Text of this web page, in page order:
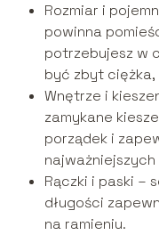
Rozmiar i
powinna
potrzebujesz w
być zbyt
Wnętrze i
zamykane
porządek i
najważniejszych
Rączki i paski –
długości
na ramieniu.